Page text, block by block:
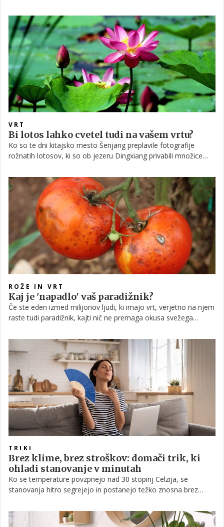
VRT
Bi lotos lahko cvetel tudi na vašem vrtu?
Ko so te dni kitajsko mesto Šenjang preplavile fotografije
rožnatih lotosov, ki so ob jezeru Dingxiang privabili množice
uspeva tudi pri nas?
ROŽE IN VRT
Kaj je 'napadlo' vaš paradižnik?
Če ste eden izmed milijonov ljudi, ki imajo vrt, verjetno na njem
raste tudi paradižnik, kajti nič ne premaga okusa svežega
tako, kot bi si želeli.
TRIKI
Brez klime, brez stroškov: domači trik, ki
ohladi stanovanje v minutah
Ko se temperature povzpnejo nad 30 stopinj Celzija, se
stanovanja hitro segrejejo in postanejo težko znosna brez
izboljšati občutek hladu brez večjih stroškov.